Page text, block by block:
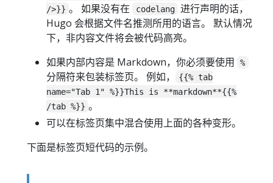
/>}} 。 如果没有在 codelang 进行声明的话，
Hugo 会根据文件名推测所用的语言。 默认情况
下，非内容文件将会被代码高亮。
如果内部内容是 Markdown，你必须要使用
%
分隔符来包装标签页。 例如，
{{% tab
name="Tab 1" %}}This is **markdown**{{%
/tab %}} 。
可以在标签页集中混合使用上面的各种变形。
下面是标签页短代码的示例。